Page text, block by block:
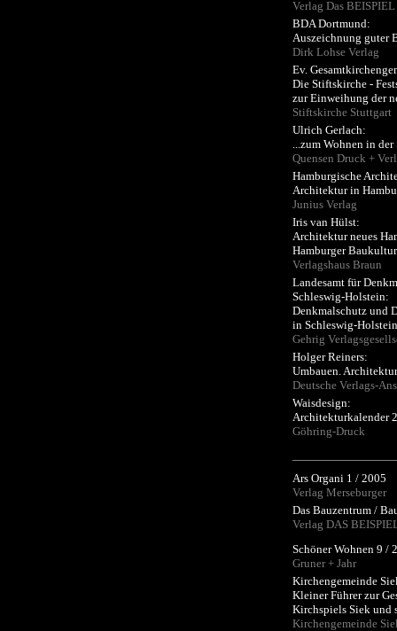
Verlag Das
BDA Dortmund:
Auszeichnung guter
Dirk Lohse Verlag
Ev.
Die Stiftskirche -
zur Einweihung der
Stiftskirche Stuttgart
Ulrich Gerlach:
...zum Wohnen in der
Quensen Druck +
Hamburgische
Architektur in
Junius Verlag
Iris van Hülst:
Architektur neues
Hamburger
Verlagshaus Braun
Landesamt für
Schleswig-Holstein:
Denkmalschutz und
in Schleswig-Holstein
Gehrig
Holger Reiners:
Umbauen.
Deutsche Verlags-
Waisdesign:
Architekturkalender
Göhring-Druck
Ars Organi 1 / 2005
Verlag Merseburger
Das Bauzentrum /
Verlag DAS
Schöner Wohnen 9 /
Gruner + Jahr
Kirchengemeinde
Kleiner Führer zur
Kirchspiels Siek und
Kirchengemeinde